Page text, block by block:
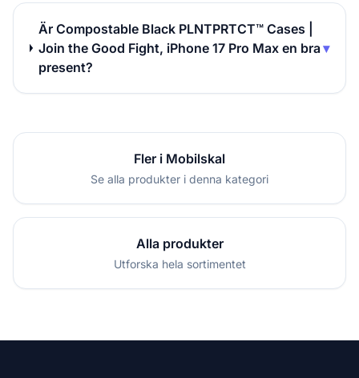
Är Compostable Black PLNTPRTCT™ Cases |
Join the Good Fight, iPhone 17 Pro Max en bra
present?
▾
Fler i Mobilskal
Se alla produkter i denna kategori
Alla produkter
Utforska hela sortimentet